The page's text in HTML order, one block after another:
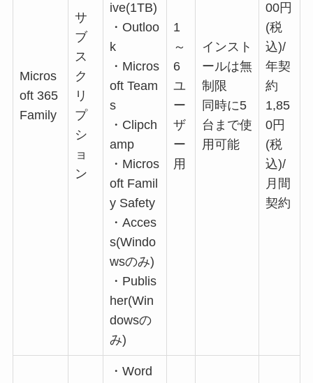
Micros
oft 365
Family
サ
ブ
ス
ク
リ
プ
シ
ョ
ン
ive(1TB)
・Outloo
k
・Micros
oft Team
s
・Clipch
amp
・Micros
oft Famil
y Safety
・Acces
s(Windo
wsのみ)
・Publis
her(Win
dowsの
み)
1
～
6
ユ
ー
ザ
ー
用
インスト
ールは無
制限
同時に5
台まで使
用可能
00円
(税
込)/
年契
約
1,85
0円
(税
込)/
月間
契約
・Word